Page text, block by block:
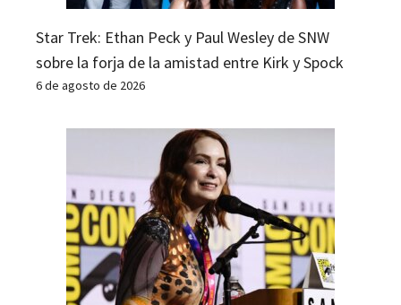
Star Trek: Ethan Peck y Paul Wesley de SNW
sobre la forja de la amistad entre Kirk y Spock
6 de agosto de 2026